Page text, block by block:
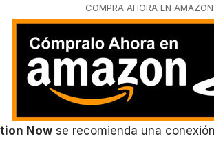
COMPRA AHORA EN AMAZON
Now se recomienda una